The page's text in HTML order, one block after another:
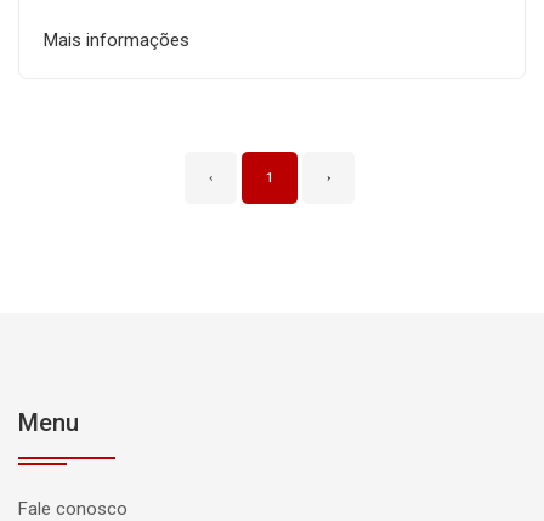
Mais informações
‹ 1 ›
Menu
Fale conosco